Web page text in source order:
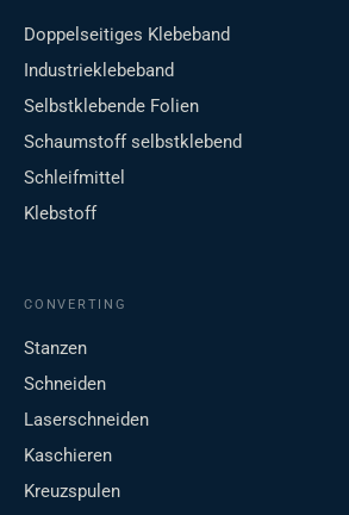
Doppelseitiges Klebeband
Industrieklebeband
Selbstklebende Folien
Schaumstoff selbstklebend
Schleifmittel
Klebstoff
CONVERTING
Stanzen
Schneiden
Laserschneiden
Kaschieren
Kreuzspulen